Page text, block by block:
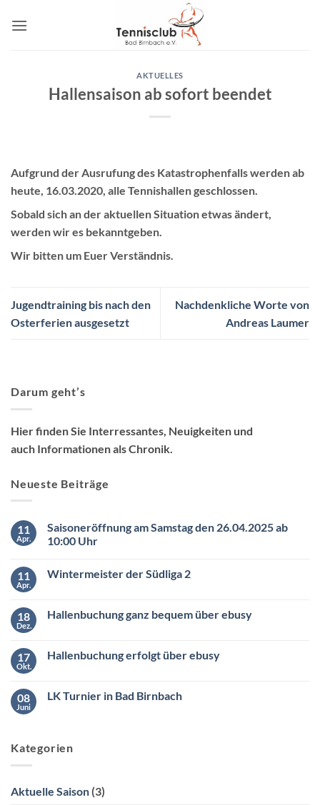
Inhalt
AKTUELLES
Hallensaison ab sofort beendet
Aufgrund der Ausrufung des Katastrophenfalls werden ab
heute, 16.03.2020, alle Tennishallen geschlossen.
Sobald sich an der aktuellen Situation etwas ändert,
werden wir es bekanntgeben.
Wir bitten um Euer Verständnis.
Jugendtraining bis nach den
Osterferien ausgesetzt
Nachdenkliche Worte von
Andreas Laumer
Darum geht’s
Hier finden Sie Interressantes, Neuigkeiten und
auch Informationen als Chronik.
Neueste Beiträge
11
Apr.
Saisoneröffnung am Samstag den 26.04.2025 ab
10:00 Uhr
zu
den
26.04.2025
11
Apr.
Wintermeister der Südliga 2
Wintermeister
18
Dez.
Hallenbuchung ganz bequem über ebusy
Hallenbuchung
ebusy
17
Okt.
Hallenbuchung erfolgt über ebusy
Hallenbuchung
08
Juni
LK Turnier in Bad Birnbach
Turnier
Kategorien
Aktuelle Saison (3)